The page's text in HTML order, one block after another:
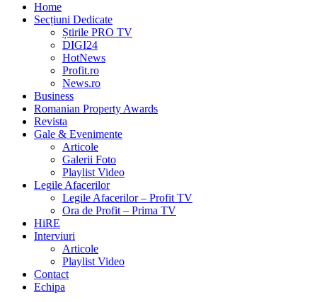
Home
Secțiuni Dedicate
Știrile PRO TV
DIGI24
HotNews
Profit.ro
News.ro
Business
Romanian Property Awards
Revista
Gale & Evenimente
Articole
Galerii Foto
Playlist Video
Legile Afacerilor
Legile Afacerilor – Profit TV
Ora de Profit – Prima TV
HiRE
Interviuri
Articole
Playlist Video
Contact
Echipa